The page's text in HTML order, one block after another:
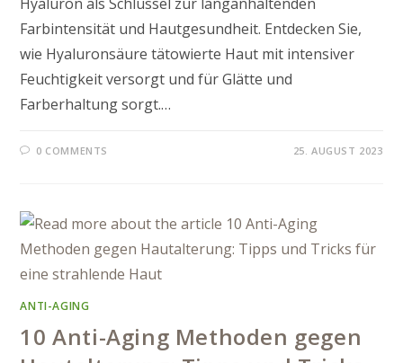
Farbintensität und Hautgesundheit. Entdecken Sie,
wie Hyaluronsäure tätowierte Haut mit intensiver
Feuchtigkeit versorgt und für Glätte und
Farberhaltung sorgt.…
0 COMMENTS 25. AUGUST 2023
ANTI-AGING
10 Anti-Aging Methoden gegen